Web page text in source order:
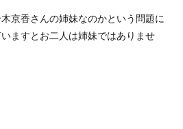
京香さんの姉妹なのかという問題に
ますとお二人は姉妹ではありませ